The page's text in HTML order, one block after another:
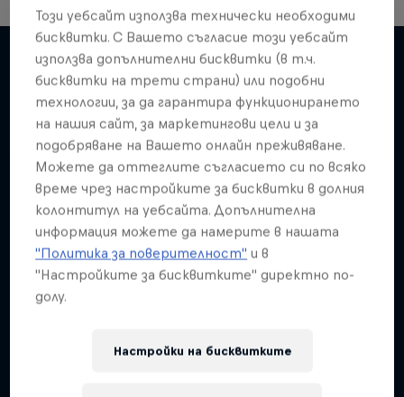
Подобни
Този уебсайт използва технически необходими
бисквитки. С Вашето съгласие този уебсайт
използва допълнителни бисквитки (в т.ч.
бисквитки на трети страни) или подобни
технологии, за да гарантира функционирането
на нашия сайт, за маркетингови цели и за
подобряване на Вашето онлайн преживяване.
Можете да оттеглите съгласието си по всяко
време чрез настройките за бисквитки в долния
колонтитул на уебсайта. Допълнителна
информация можете да намерите в нашата
"Политика за поверителност" и в
"Настройките за бисквитките" директно по-
долу.
Настройки на бисквитките